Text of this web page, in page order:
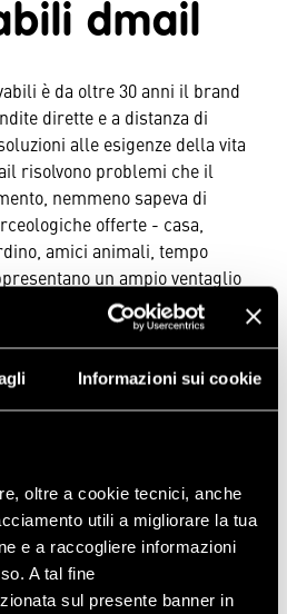
Informazioni sui cookie
oltre a cookie tecnici, anche
utili a migliorare la tua
e a raccogliere informazioni
A tal fine
sul presente banner in
dmail
è da oltre 30 anni il brand
dirette e a distanza di
alle esigenze della vita
risolvono problemi che il
nemmeno sapeva di
offerte - casa,
amici animali, tempo
un ampio ventaglio
rispecchianti le più attuali
accessori cucina, come gli
i contenitori per alimenti e
soluzioni per decorare,
sia offrendo attrezzi da
a salute e benessere, con
corpo, attrezzi per il fitness in
comfort, per sentirsi bene
E se da un lato è possibile
vasta gamma di gadgets e